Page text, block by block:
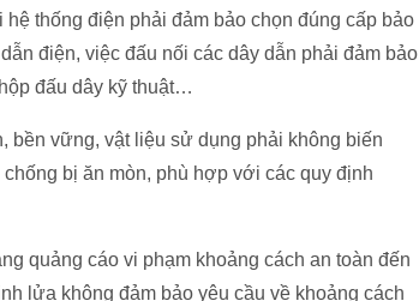
thống điện phải đảm bảo chọn đúng cấp bảo
điện, việc đấu nối các dây dẫn phải đảm bảo
đấu dây kỹ thuật…
bền vững, vật liệu sử dụng phải không biến
bị ăn mòn, phù hợp với các quy định
quảng cáo vi phạm khoảng cách an toàn đến
lửa không đảm bảo yêu cầu về khoảng cách